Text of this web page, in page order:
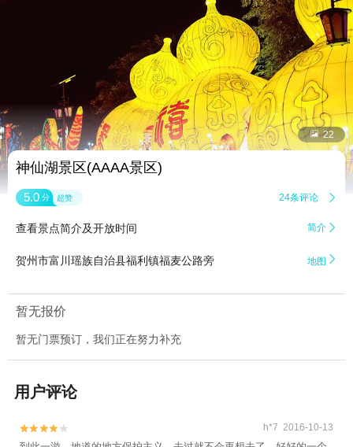
 22
神仙湖景区(AAAA景区)
5.0 分 超赞 24条评论 
查看景点简介及开放时间 简介 
贺州市富川瑶族自治县福利镇福麦公路旁 地图 
暂无报价
暂无门票预订，我们正在努力补充
用户评论

 h*7 2016-10-13